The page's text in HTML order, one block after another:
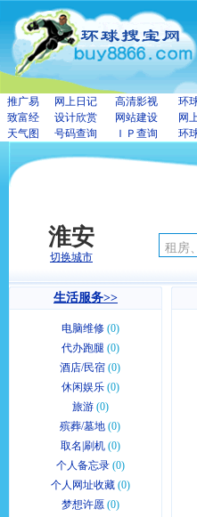
推广易 网上日记 高清影视 环
致富经
设计欣赏 网站建设 网
天气图
号码查询 ＩＰ查询 环
淮安
切换城市
生活服务>>
电脑维修 (0)
代办跑腿 (0)
酒店/民宿 (0)
休闲娱乐 (0)
旅游 (0)
殡葬/墓地 (0)
取名|刷机 (0)
个人备忘录 (0)
个人网址收藏 (0)
梦想许愿 (0)